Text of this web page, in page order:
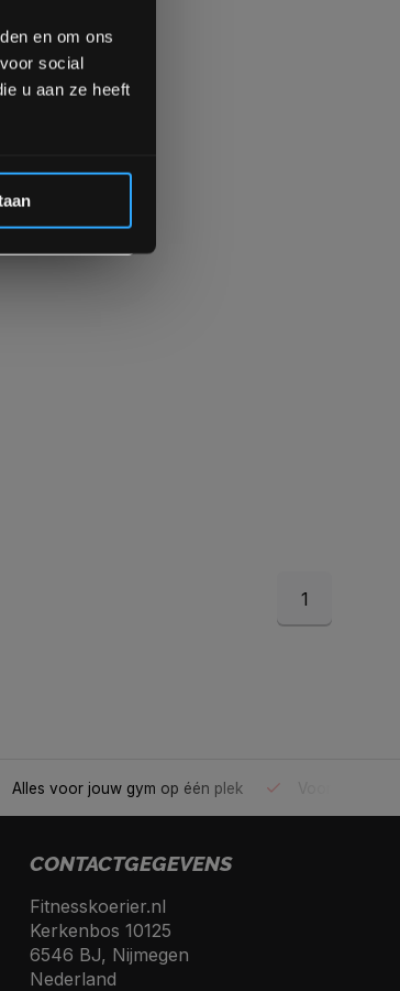
en om ons
social
u aan ze heeft
1
Alles voor jouw gym op één plek
CONTACTGEGEVENS
Fitnesskoerier.nl
Kerkenbos 10125
6546 BJ, Nijmegen
Nederland